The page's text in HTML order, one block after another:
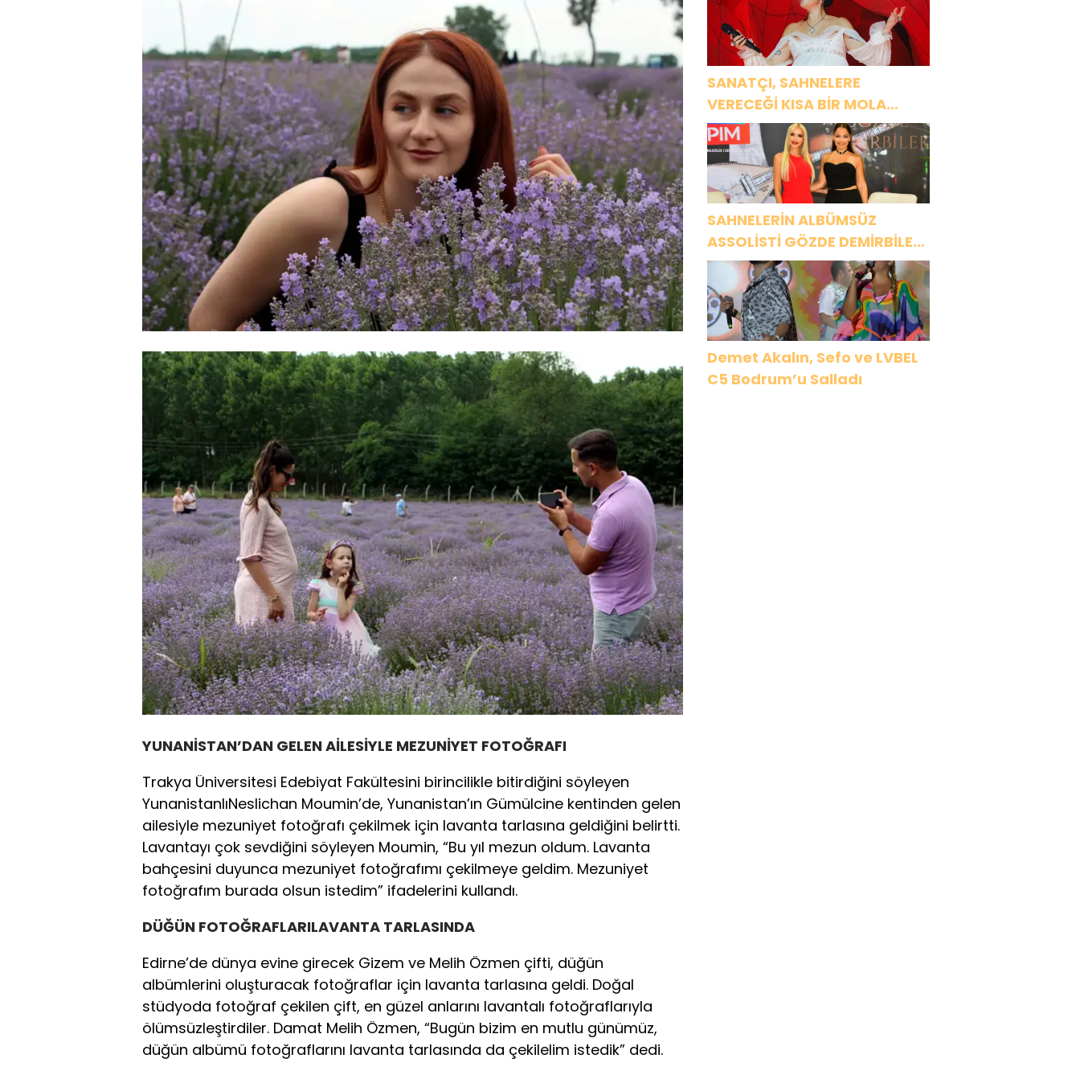
YUNANİSTAN’DAN GELEN AİLESİYLE MEZUNİYET FOTOĞRAFI
Trakya Üniversitesi Edebiyat Fakültesini birincilikle bitirdiğini söyleyen
YunanistanlıNeslichan Moumin’de, Yunanistan’ın Gümülcine kentinden gelen
ailesiyle mezuniyet fotoğrafı çekilmek için lavanta tarlasına geldiğini belirtti.
Lavantayı çok sevdiğini söyleyen Moumin, “Bu yıl mezun oldum. Lavanta
bahçesini duyunca mezuniyet fotoğrafımı çekilmeye geldim. Mezuniyet
fotoğrafım burada olsun istedim” ifadelerini kullandı.
DÜĞÜN FOTOĞRAFLARILAVANTA TARLASINDA
Edirne’de dünya evine girecek Gizem ve Melih Özmen çifti, düğün
albümlerini oluşturacak fotoğraflar için lavanta tarlasına geldi. Doğal
stüdyoda fotoğraf çekilen çift, en güzel anlarını lavantalı fotoğraflarıyla
ölümsüzleştirdiler. Damat Melih Özmen, “Bugün bizim en mutlu günümüz,
düğün albümü fotoğraflarını lavanta tarlasında da çekilelim istedik” dedi.
SANATÇI, SAHNELERE
VERECEĞİ KISA BİR MOLA
ÖNCESİ 13 AĞUSTOS’TA SON
KEZ HARBİYE’DE OLACAK!
SAHNELERİN ALBÜMSÜZ
ASSOLİSTİ GÖZDE DEMİRBİLEK,
NR1 MAGAZİN’DE: “SON
ASSOLİST OLARAK VAR
OLACAĞIM!”
Demet Akalın, Sefo ve LVBEL
C5 Bodrum’u Salladı